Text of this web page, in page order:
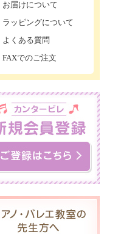
お届けについて
ラッピングについて
よくある質問
FAXでのご注文